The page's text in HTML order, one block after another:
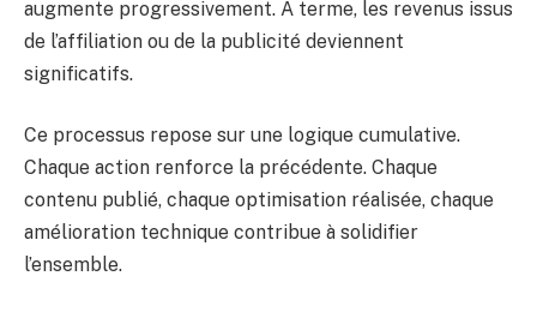
augmente progressivement. À terme, les revenus issus
de l’affiliation ou de la publicité deviennent
significatifs.
Ce processus repose sur une logique cumulative.
Chaque action renforce la précédente. Chaque
contenu publié, chaque optimisation réalisée, chaque
amélioration technique contribue à solidifier
l’ensemble.